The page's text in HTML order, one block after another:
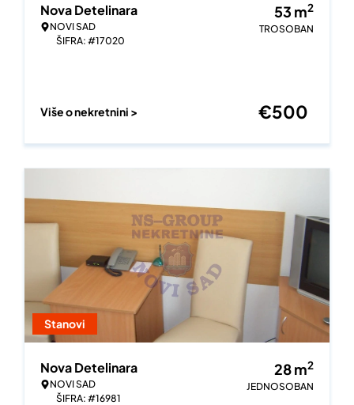
Nova Detelinara
NOVI SAD
ŠIFRA: #17020
53 m2
TROSOBAN
Više o nekretnini > €500
Stanovi
Nova Detelinara
NOVI SAD
ŠIFRA: #16981
28m2
JEDNOSOBAN